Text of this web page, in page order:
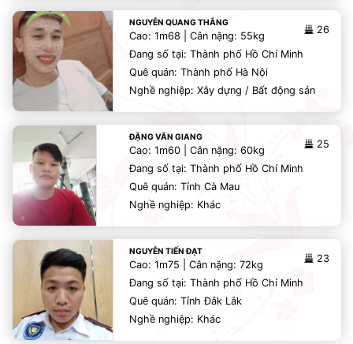
NGUYỄN QUANG THẮNG
26
Cao: 1m68 | Cân nặng: 55kg
Đang số tại: Thành phố Hồ Chí Minh
Quê quán: Thành phố Hà Nội
Nghề nghiệp: Xây dựng / Bất động sản
ĐẶNG VĂN GIANG
25
Cao: 1m60 | Cân nặng: 60kg
Đang số tại: Thành phố Hồ Chí Minh
Quê quán: Tỉnh Cà Mau
Nghề nghiệp: Khác
NGUYỄN TIẾN ĐẠT
23
Cao: 1m75 | Cân nặng: 72kg
Đang số tại: Thành phố Hồ Chí Minh
Quê quán: Tỉnh Đắk Lắk
Nghề nghiệp: Khác